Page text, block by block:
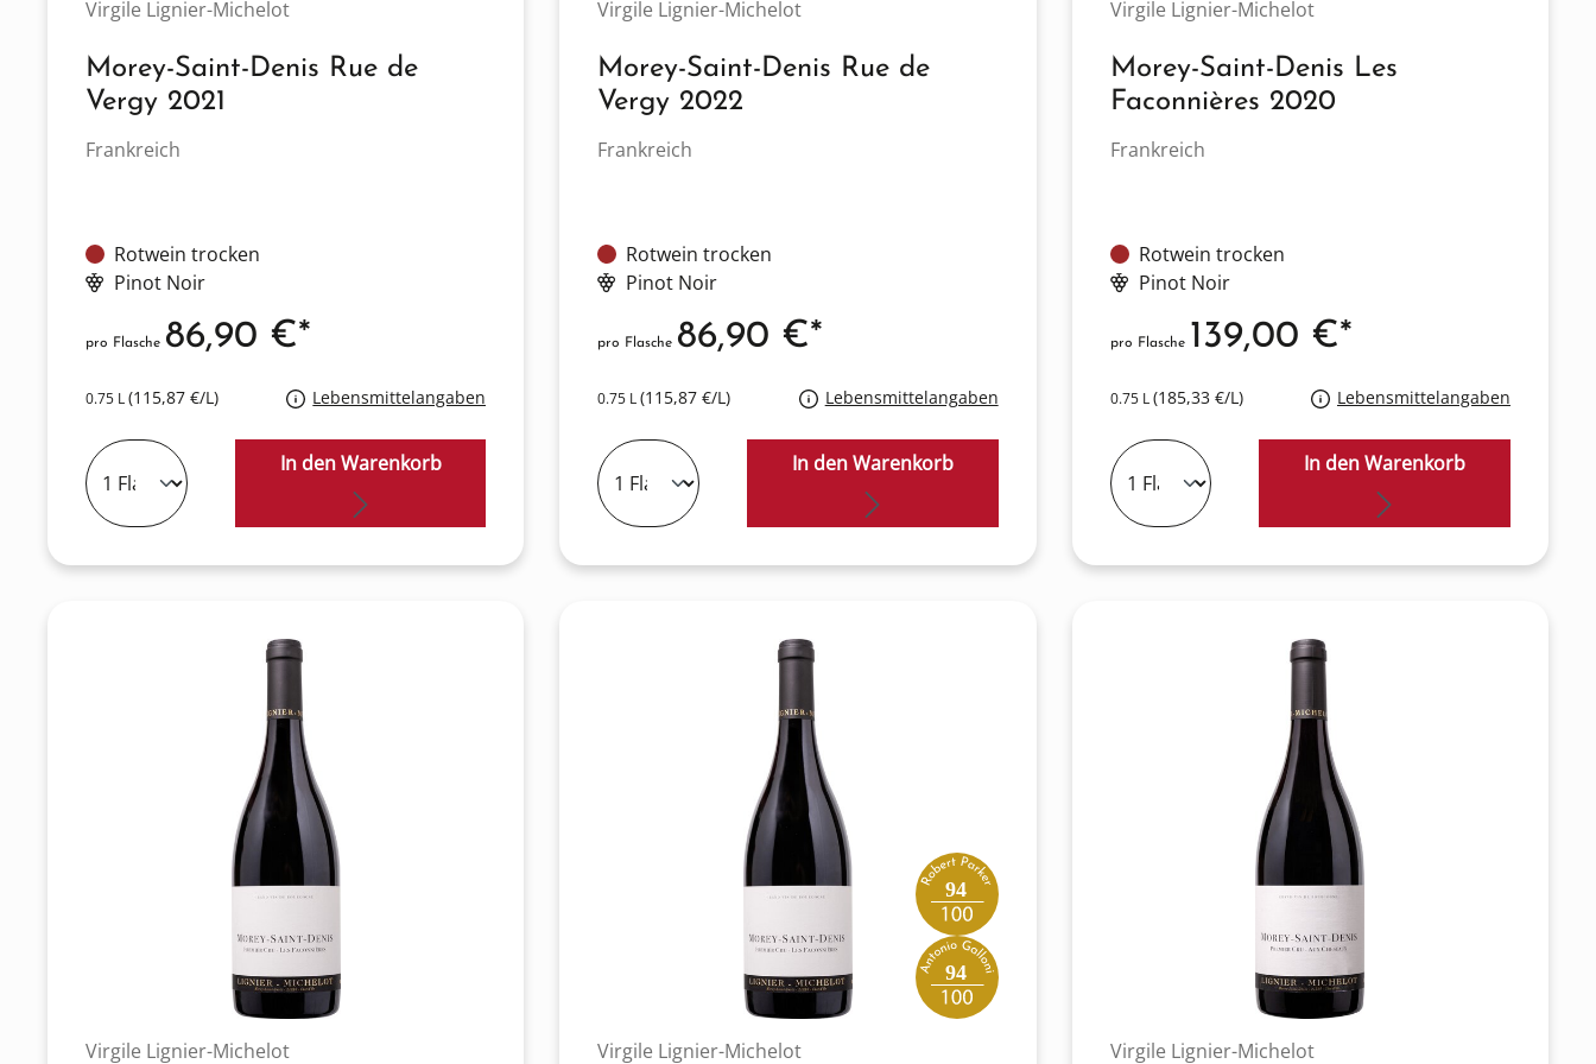
Virgile Lignier-Michelot
Morey-Saint-Denis Rue de
Vergy 2021
Frankreich
Rotwein trocken
Pinot Noir
0.75 L(115,87 €/L) Lebensmittelangaben
pro Flasche 86,90 €*
In den Warenkorb
Virgile Lignier-Michelot
Morey-Saint-Denis Rue de
Vergy 2022
Frankreich
Rotwein trocken
Pinot Noir
0.75 L(115,87 €/L) Lebensmittelangaben
pro Flasche 86,90 €*
In den Warenkorb
Virgile Lignier-Michelot
Morey-Saint-Denis Les
Faconnières 2020
Frankreich
Rotwein trocken
Pinot Noir
0.75 L(185,33 €/L) Lebensmittelangaben
pro Flasche 139,00 €*
In den Warenkorb
Virgile Lignier-Michelot
94
94
Virgile Lignier-Michelot Virgile Lignier-Michelot